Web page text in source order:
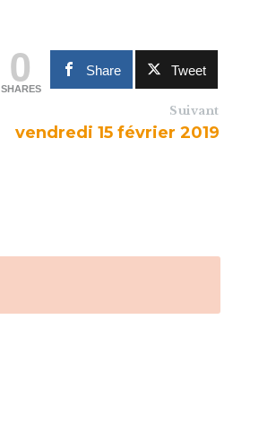
0
SHARES
Share Tweet
Suivant
vendredi 15 février 2019